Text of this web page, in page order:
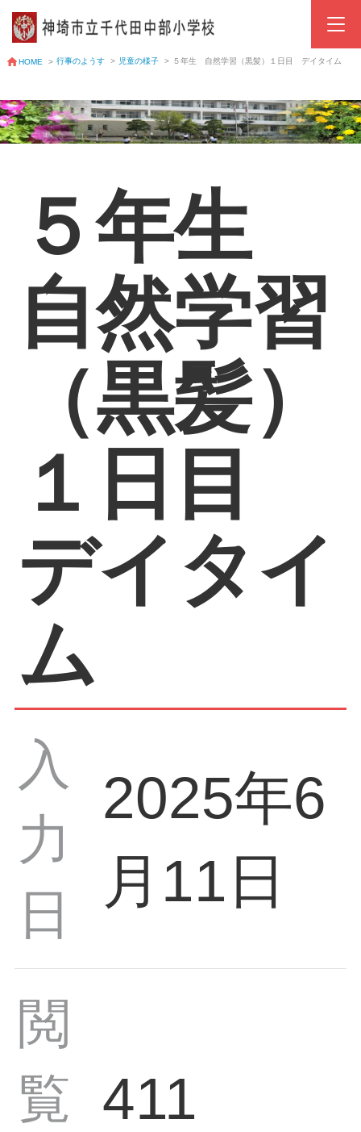
HOME > 行事のようす > 児童の様子 > ５年生 自然学習（黒髪）１日目 デイタイム
５年生
自然学習
（黒髪）
１日目
デイタイ
ム
入
力
日
2025年6
月11日
閲
覧 411